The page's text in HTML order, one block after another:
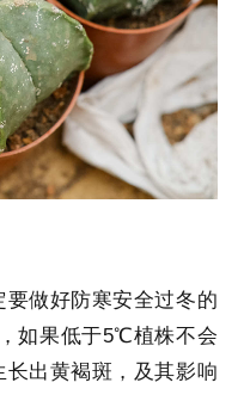
做好防寒安全过冬的
如果低于5℃植株不会
出黄褐斑，及其影响